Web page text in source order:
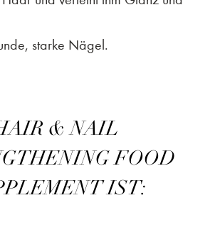
starke Nägel.
& NAIL
FOOD
IST: